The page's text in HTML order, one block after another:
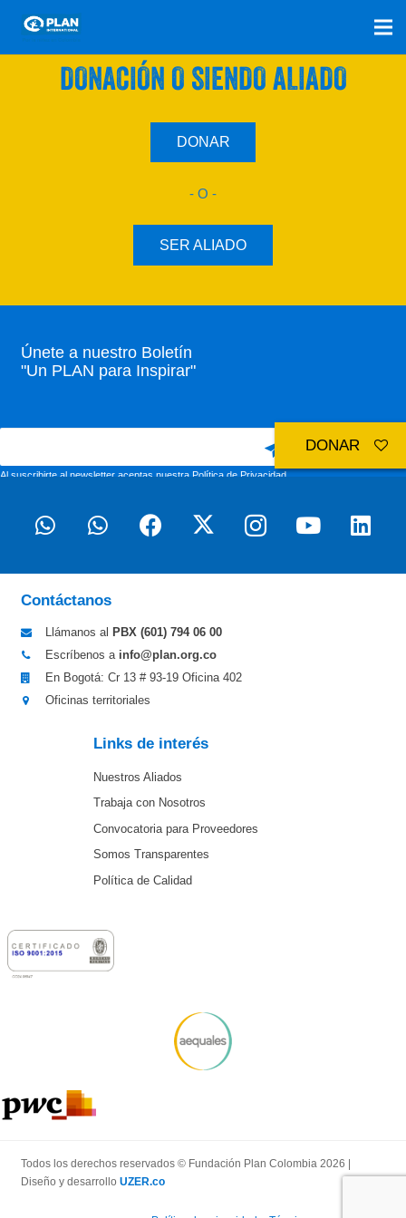
SÚMATE A NUESTRO PLAN CON UNA
DONACIÓN O SIENDO ALIADO
DONAR
- O -
SER ALIADO
Únete a nuestro Boletín
"Un PLAN para Inspirar"
Al suscribirte al newsletter aceptas nuestraPolítica de Privacidad
Contáctanos
Llámanos al PBX (601) 794 06 00
Escríbenos a info@plan.org.co
En Bogotá: Cr 13 # 93-19 Oficina 402
Oficinas territoriales
Links de interés
Nuestros Aliados
Trabaja con Nosotros
Convocatoria para Proveedores
Somos Transparentes
Política de Calidad
Todos los derechos reservados © Fundación Plan Colombia 2026 |
Diseño y desarrollo UZER.co
DONAR